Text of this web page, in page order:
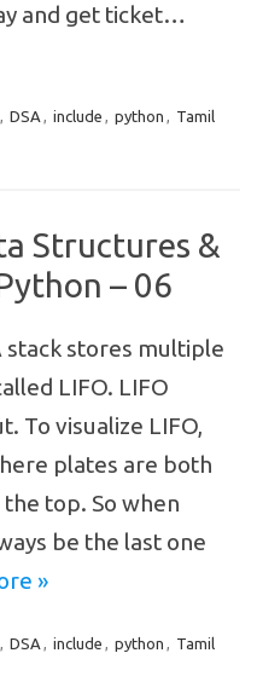
and get ticket…
, DSA , include , python , Tamil
Structures &
– 06
stack stores multiple
LIFO. LIFO
To visualize LIFO,
plates are both
top. So when
be the last one
»
, DSA , include , python , Tamil